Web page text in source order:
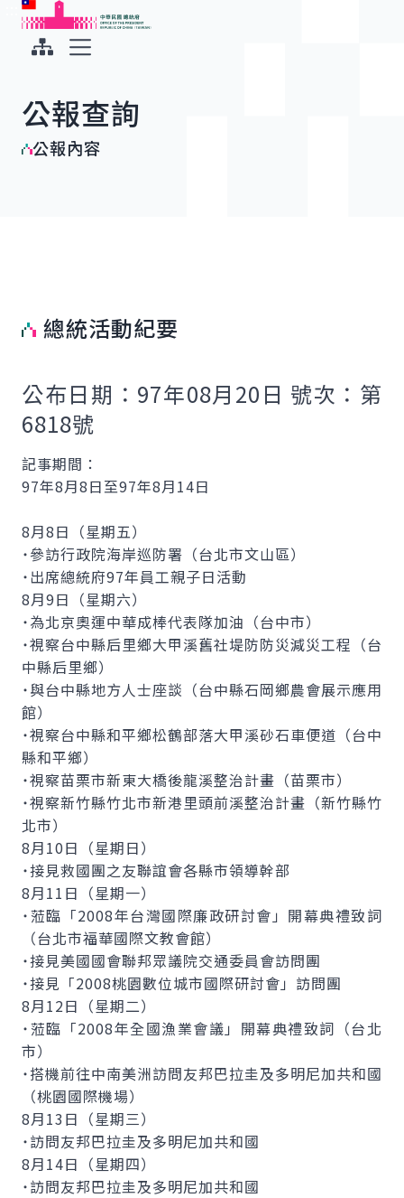
跳到主要內容
中華民國總統府
公報查詢
公報內容
總統活動紀要
公布日期：97年08月20日 號次：第
6818號
記事期間：
97年8月8日至97年8月14日
8月8日（星期五）
˙參訪行政院海岸巡防署（台北市文山區）
˙出席總統府97年員工親子日活動
8月9日（星期六）
˙為北京奧運中華成棒代表隊加油（台中市）
˙視察台中縣后里鄉大甲溪舊社堤防防災減災工程（台
中縣后里鄉）
˙與台中縣地方人士座談（台中縣石岡鄉農會展示應用
館）
˙視察台中縣和平鄉松鶴部落大甲溪砂石車便道（台中
縣和平鄉）
˙視察苗栗市新東大橋後龍溪整治計畫（苗栗市）
˙視察新竹縣竹北市新港里頭前溪整治計畫（新竹縣竹
北市）
8月10日（星期日）
˙接見救國團之友聯誼會各縣市領導幹部
8月11日（星期一）
˙蒞臨「2008年台灣國際廉政研討會」開幕典禮致詞
（台北市福華國際文教會館）
˙接見美國國會聯邦眾議院交通委員會訪問團
˙接見「2008桃園數位城市國際研討會」訪問團
8月12日（星期二）
˙蒞臨「2008年全國漁業會議」開幕典禮致詞（台北
市）
˙搭機前往中南美洲訪問友邦巴拉圭及多明尼加共和國
（桃園國際機場）
8月13日（星期三）
˙訪問友邦巴拉圭及多明尼加共和國
8月14日（星期四）
˙訪問友邦巴拉圭及多明尼加共和國